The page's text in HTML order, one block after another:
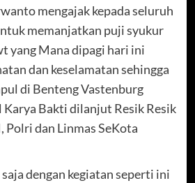
mengajak kepada seluruh
memanjatkan puji syukur
yang Mana dipagi hari ini
dan keselamatan sehingga
di Benteng Vastenburg
Karya Bakti dilanjut Resik Resik
Polri dan Linmas SeKota
dengan kegiatan seperti ini